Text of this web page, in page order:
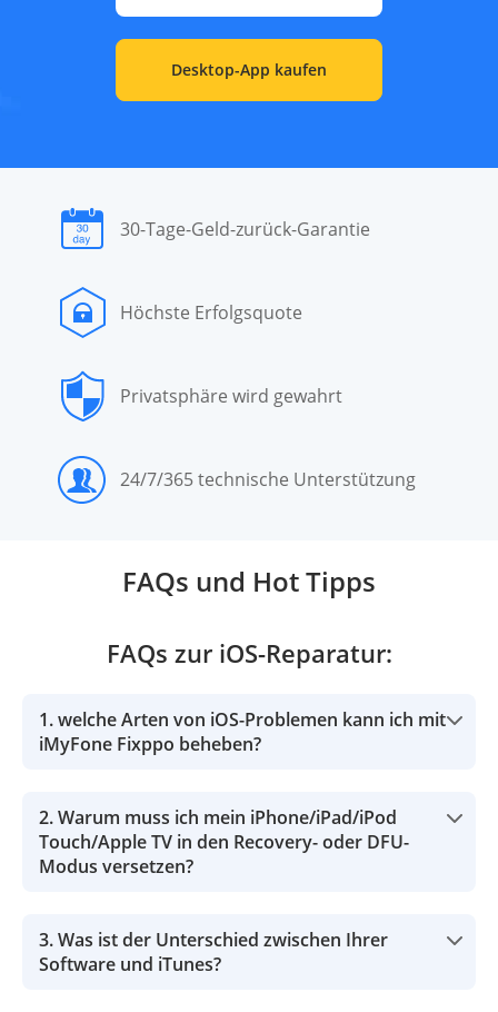
Desktop-App kaufen
30-Tage-Geld-zurück-Garantie
Höchste Erfolgsquote
Privatsphäre wird gewahrt
24/7/365 technische Unterstützung
FAQs und Hot Tipps
FAQs zur iOS-Reparatur:
1. welche Arten von iOS-Problemen kann ich mit
iMyFone Fixppo beheben?
2. Warum muss ich mein iPhone/iPad/iPod
Touch/Apple TV in den Recovery- oder DFU-
Modus versetzen?
3. Was ist der Unterschied zwischen Ihrer
Software und iTunes?